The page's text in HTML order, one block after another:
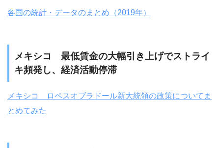
各国の統計・データのまとめ（2019年）
メキシコ 最低賃金の大幅引き上げでストライ
キ頻発し、経済活動停滞
メキシコ ロペスオブラドール新大統領の政策についてま
とめてみた